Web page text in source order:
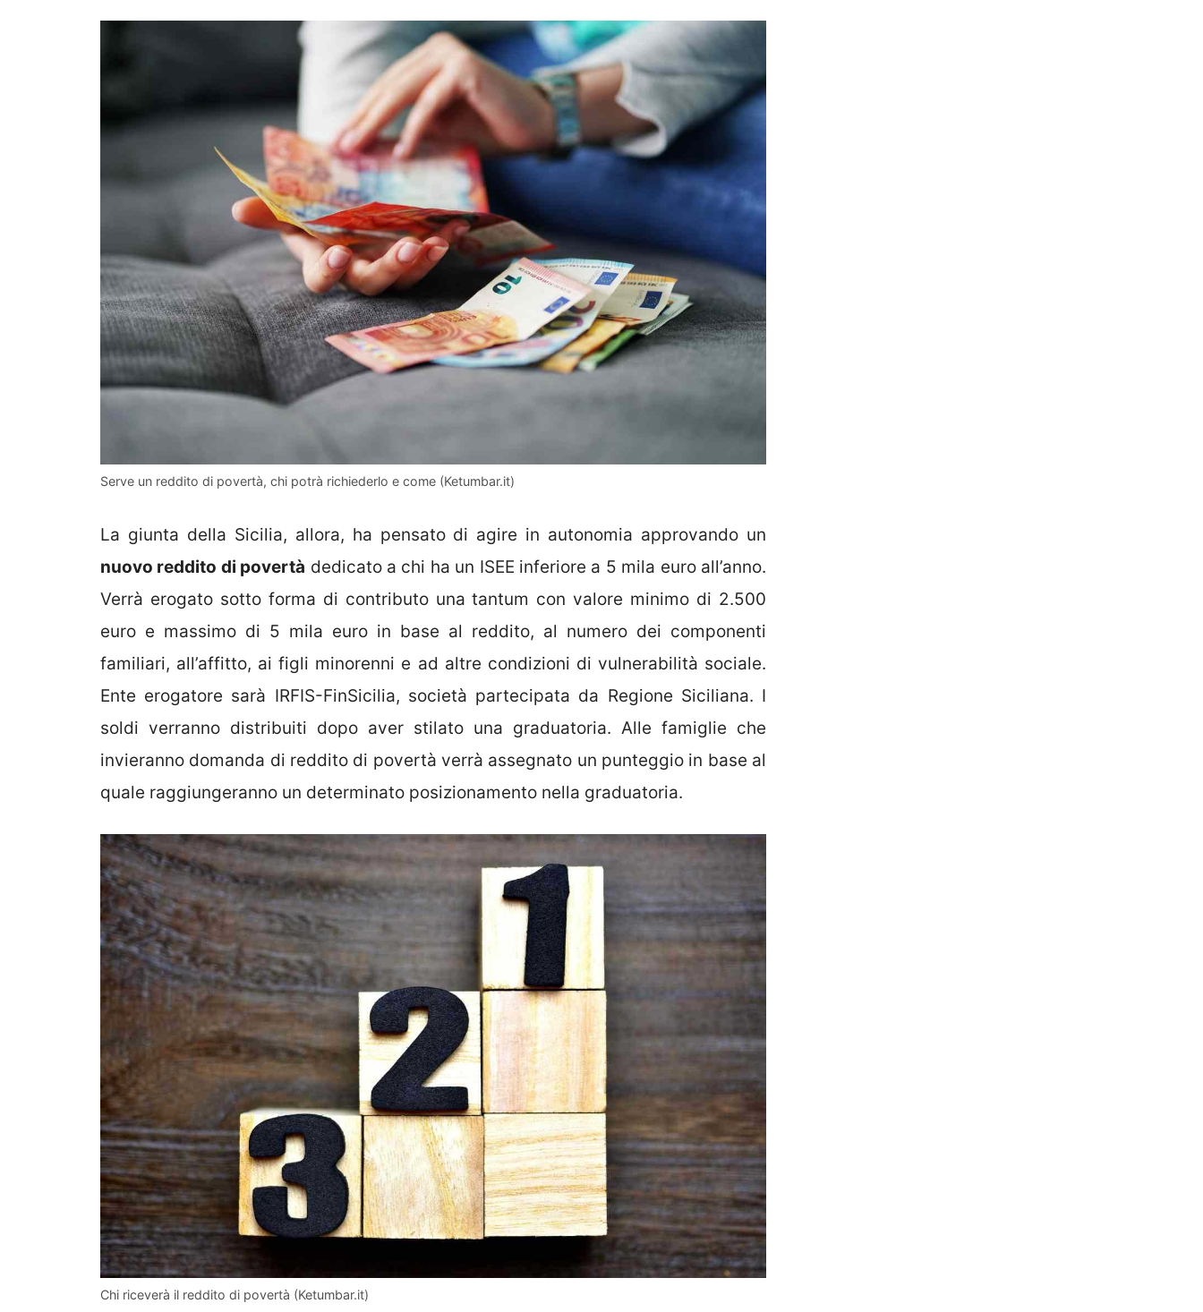
Serve un reddito di povertà, chi potrà richiederlo e come (Ketumbar.it)
La giunta della Sicilia, allora, ha pensato di agire in autonomia approvando un
nuovo reddito di povertà dedicato a chi ha un ISEE inferiore a 5 mila euro all’anno.
Verrà erogato sotto forma di contributo una tantum con valore minimo di 2.500
euro e massimo di 5 mila euro in base al reddito, al numero dei componenti
familiari, all’affitto, ai figli minorenni e ad altre condizioni di vulnerabilità sociale.
Ente erogatore sarà IRFIS-FinSicilia, società partecipata da Regione Siciliana. I
soldi verranno distribuiti dopo aver stilato una graduatoria. Alle famiglie che
invieranno domanda di reddito di povertà verrà assegnato un punteggio in base al
quale raggiungeranno un determinato posizionamento nella graduatoria.
Chi riceverà il reddito di povertà (Ketumbar.it)